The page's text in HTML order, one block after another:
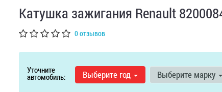
Катушка зажигания Renault
0 отзывов
Уточните
автомобиль: Выберите год Выберите марку